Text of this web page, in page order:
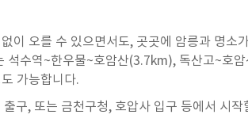
이 오를 수 있으면서도, 곳곳에 암릉과 명소
석수역~한우물~호암산(3.7km), 독산고~호
가능합니다.
구, 또는 금천구청, 호압사 입구 등에서 시작